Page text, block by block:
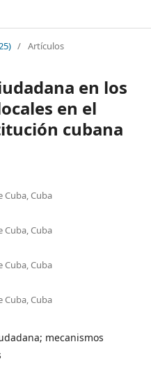
/ Artículos
en los
en el
cubana
Cuba, Cuba
Cuba, Cuba
Cuba, Cuba
Cuba, Cuba
mecanismos